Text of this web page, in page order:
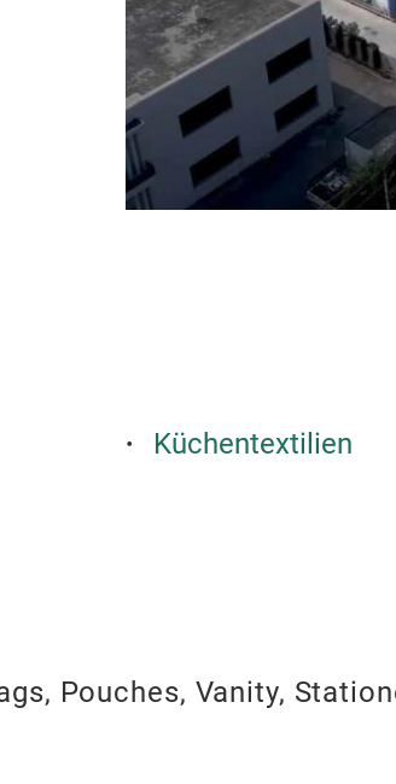
Küchentextilien
Pouches, Vanity,